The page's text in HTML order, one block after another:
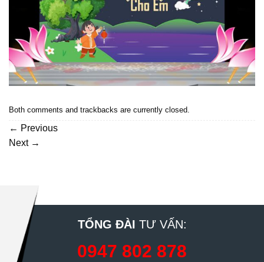
Both comments and trackbacks are currently closed.
← Previous
Next →
TỔNG ĐÀI TƯ VẤN:
0947 802 878